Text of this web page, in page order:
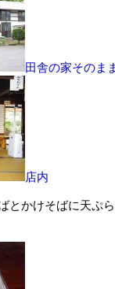
田舎の家そのま
店内
とかけそばに天ぷ